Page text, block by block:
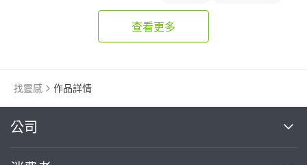
查看更多
找靈感 作品詳情
公司
關於我們
繼續完成